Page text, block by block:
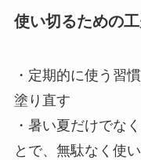
使い切るための
・定期的に使う習
塗り直す
・暑い夏だけでな
とで、無駄なく使